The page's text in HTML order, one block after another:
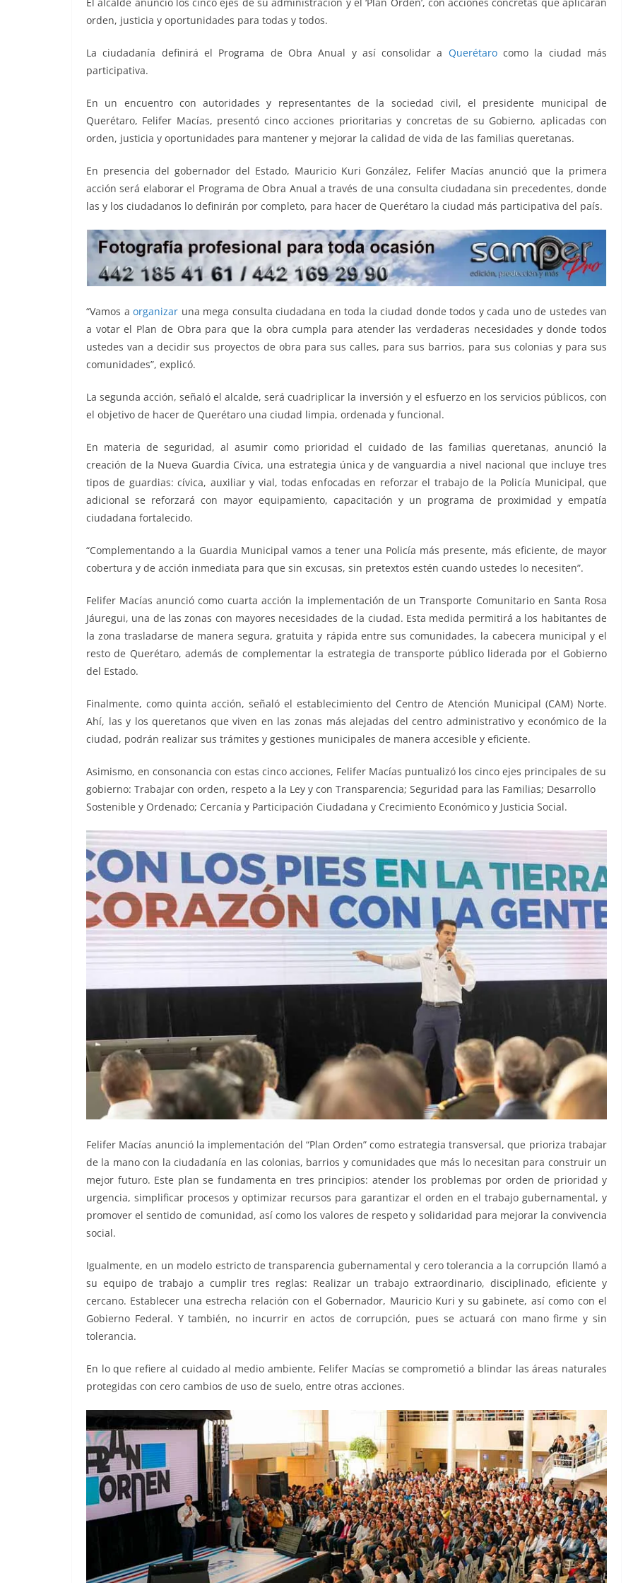
o
k
p n m
orden, justicia y oportunidades para todas y todos.
La ciudadanía definirá el Programa de Obra Anual y así consolidar a Querétarocomo la ciudad más
participativa.
En un encuentro con autoridades y representantes de la sociedad civil, el presidente municipal de
Querétaro, Felifer Macías, presentó cinco acciones prioritarias y concretas de su Gobierno, aplicadas con
orden, justicia y oportunidades para mantener y mejorar la calidad de vida de las familias queretanas.
En presencia del gobernador del Estado, Mauricio Kuri González, Felifer Macías anunció que la primera
acción será elaborar el Programa de Obra Anual a través de una consulta ciudadana sin precedentes, donde
las y los ciudadanos lo definirán por completo, para hacer de Querétaro la ciudad más participativa del país.
“Vamos a organizar una mega consulta ciudadana en toda la ciudad donde todos y cada uno de ustedes van
a votar el Plan de Obra para que la obra cumpla para atender las verdaderas necesidades y donde todos
ustedes van a decidir sus proyectos de obra para sus calles, para sus barrios, para sus colonias y para sus
comunidades”, explicó.
La segunda acción, señaló el alcalde, será cuadriplicar la inversión y el esfuerzo en los servicios públicos, con
el objetivo de hacer de Querétaro una ciudad limpia, ordenada y funcional.
En materia de seguridad, al asumir como prioridad el cuidado de las familias queretanas, anunció la
creación de la Nueva Guardia Cívica, una estrategia única y de vanguardia a nivel nacional que incluye tres
tipos de guardias: cívica, auxiliar y vial, todas enfocadas en reforzar el trabajo de la Policía Municipal, que
adicional se reforzará con mayor equipamiento, capacitación y un programa de proximidad y empatía
ciudadana fortalecido.
“Complementando a la Guardia Municipal vamos a tener una Policía más presente, más eficiente, de mayor
cobertura y de acción inmediata para que sin excusas, sin pretextos estén cuando ustedes lo necesiten”.
Felifer Macías anunció como cuarta acción la implementación de un Transporte Comunitario en Santa Rosa
Jáuregui, una de las zonas con mayores necesidades de la ciudad. Esta medida permitirá a los habitantes de
la zona trasladarse de manera segura, gratuita y rápida entre sus comunidades, la cabecera municipal y el
resto de Querétaro, además de complementar la estrategia de transporte público liderada por el Gobierno
del Estado.
Finalmente, como quinta acción, señaló el establecimiento del Centro de Atención Municipal (CAM) Norte.
Ahí, las y los queretanos que viven en las zonas más alejadas del centro administrativo y económico de la
ciudad, podrán realizar sus trámites y gestiones municipales de manera accesible y eficiente.
Asimismo, en consonancia con estas cinco acciones, Felifer Macías puntualizó los cinco ejes principales de su
gobierno: Trabajar con orden, respeto a la Ley y con Transparencia; Seguridad para las Familias; Desarrollo
Sostenible y Ordenado; Cercanía y Participación Ciudadana y Crecimiento Económico y Justicia Social.
Felifer Macías anunció la implementación del “Plan Orden” como estrategia transversal, que prioriza trabajar
de la mano con la ciudadanía en las colonias, barrios y comunidades que más lo necesitan para construir un
mejor futuro. Este plan se fundamenta en tres principios: atender los problemas por orden de prioridad y
urgencia, simplificar procesos y optimizar recursos para garantizar el orden en el trabajo gubernamental, y
promover el sentido de comunidad, así como los valores de respeto y solidaridad para mejorar la convivencia
social.
Igualmente, en un modelo estricto de transparencia gubernamental y cero tolerancia a la corrupción llamó a
su equipo de trabajo a cumplir tres reglas: Realizar un trabajo extraordinario, disciplinado, eficiente y
cercano. Establecer una estrecha relación con el Gobernador, Mauricio Kuri y su gabinete, así como con el
Gobierno Federal. Y también, no incurrir en actos de corrupción, pues se actuará con mano firme y sin
tolerancia.
En lo que refiere al cuidado al medio ambiente, Felifer Macías se comprometió a blindar las áreas naturales
protegidas con cero cambios de uso de suelo, entre otras acciones.